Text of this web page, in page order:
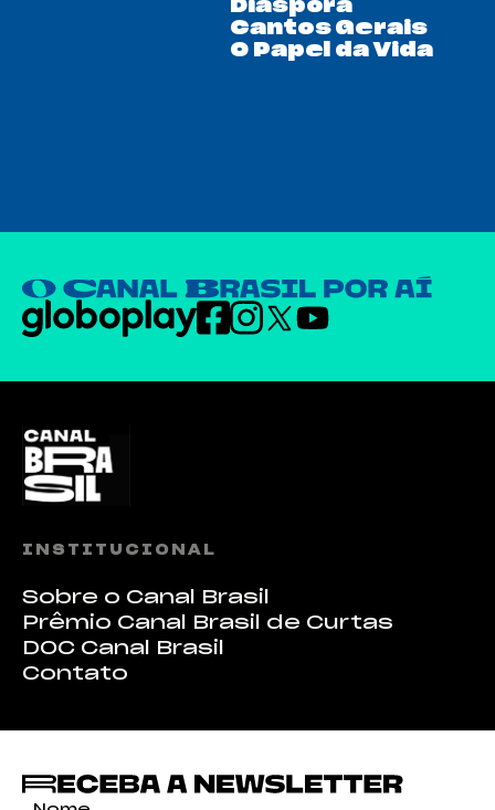
Diáspora
Cantos Gerais
O Papel da Vida
INSTITUCIONAL
Sobre o Canal Brasil
Prêmio Canal Brasil de Curtas
DOC Canal Brasil
Contato